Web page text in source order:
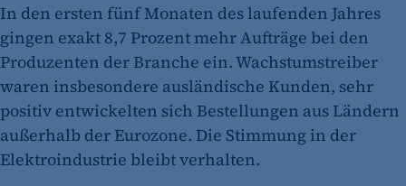
fe_typo_user
Anbieter:
CMS TYPO3
Zweck:
Session-Cookie für die Verwaltung von
Benutzer-Sessions (z. B. bei Login, Umfrage
In den ersten fünf Monaten des laufenden Jahres
gingen exakt 8,7 Prozent mehr Aufträge bei den
Produzenten der Branche ein. Wachstumstreiber
waren insbesondere ausländische Kunden, sehr
positiv entwickelten sich Bestellungen aus Ländern
außerhalb der Eurozone. Die Stimmung in der
Elektroindustrie bleibt verhalten.